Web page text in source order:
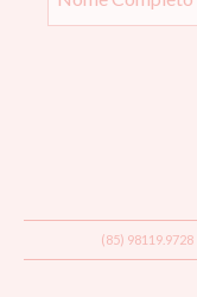
(85) 98119.9728